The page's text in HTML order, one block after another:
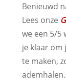
Benieuwd
Lees onze
we een 5/5
je klaar om
te maken,
ademhalen.